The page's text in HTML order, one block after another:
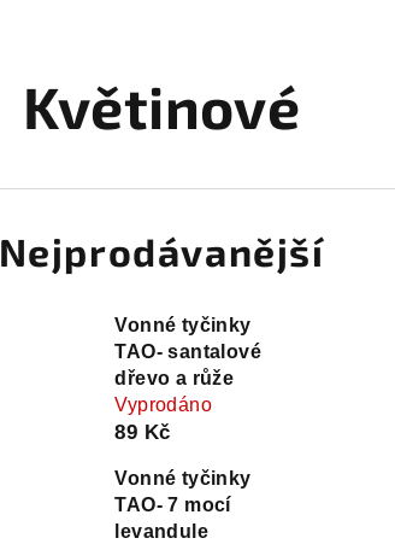
Květinové
Nejprodávanější
Vonné tyčinky
TAO- santalové
dřevo a růže
Vyprodáno
89 Kč
Vonné tyčinky
TAO- 7 mocí
levandule